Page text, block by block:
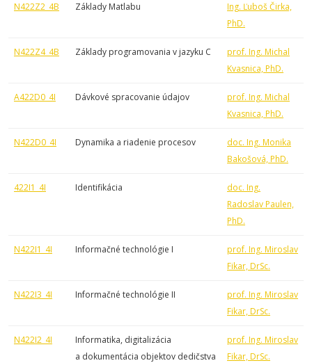
N422Z2_4B Základy Matlabu
Ing. Ľuboš Čirka,
PhD.
N422Z4_4B Základy programovania v jazyku C
prof. Ing. Michal
Kvasnica, PhD.
A422D0_4I Dávkové spracovanie údajov
prof. Ing. Michal
Kvasnica, PhD.
N422D0_4I Dynamika a riadenie procesov
doc. Ing. Monika
Bakošová, PhD.
422I1_4I Identifikácia
doc. Ing.
Radoslav Paulen,
PhD.
N422I1_4I Informačné technológie I
prof. Ing. Miroslav
Fikar, DrSc.
N422I3_4I Informačné technológie II
prof. Ing. Miroslav
Fikar, DrSc.
N422I2_4I
Informatika, digitalizácia
a dokumentácia objektov dedičstva
prof. Ing. Miroslav
Fikar, DrSc.